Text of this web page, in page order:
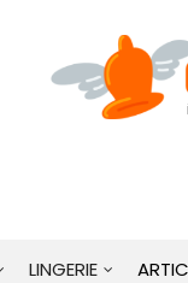
LINGERIE